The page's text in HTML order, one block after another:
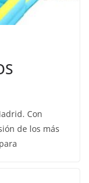
Con
de los más